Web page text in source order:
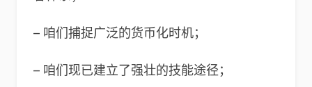
– 咱们捕捉广泛的货币化时机；
– 咱们现已建立了强壮的技能途径；